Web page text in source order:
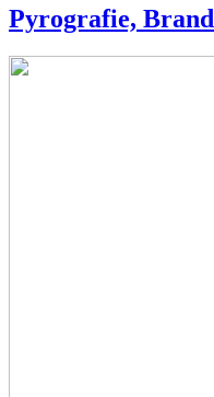
Pyrografie,